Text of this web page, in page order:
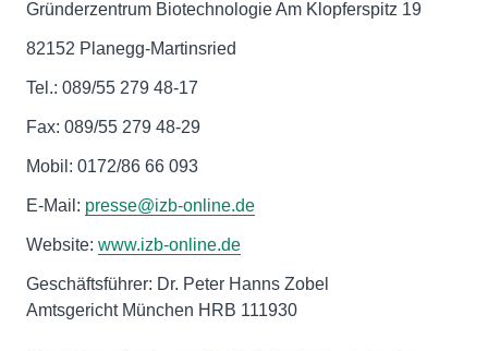
Gründerzentrum Biotechnologie Am Klopferspitz 19
82152 Planegg-Martinsried
Tel.: 089/55 279 48-17
Fax: 089/55 279 48-29
Mobil: 0172/86 66 093
E-Mail: presse@izb-online.de
Website: www.izb-online.de
Geschäftsführer: Dr. Peter Hanns Zobel
Amtsgericht München HRB 111930